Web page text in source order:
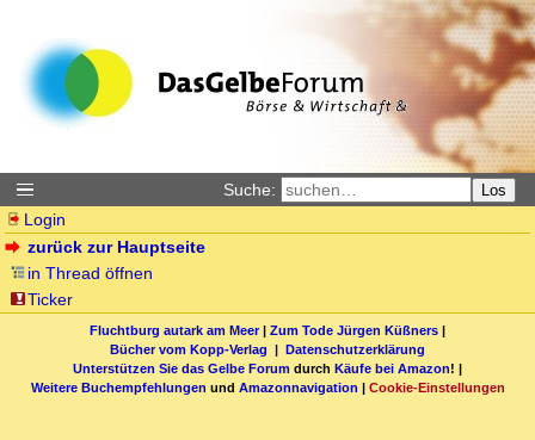
Suche: Los
Login
zurück zur Hauptseite
in Thread öffnen
Ticker
Fluchtburg autark am Meer| Zum Tode Jürgen Küßners |
Bücher vom Kopp-Verlag | Datenschutzerklärung
Unterstützen Sie das Gelbe Forum durch Käufe bei Amazon! |
Weitere Buchempfehlungen und Amazonnavigation | Cookie-Einstellungen